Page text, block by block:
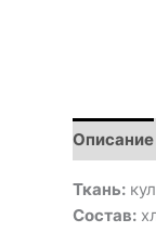
Описание
Ткань:
Состав: